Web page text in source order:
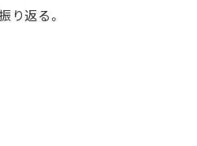
り返る。